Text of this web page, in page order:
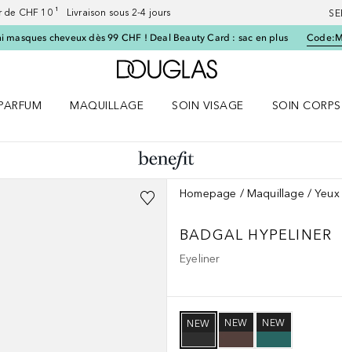
CHF 10 ¹ Livraison sous 2-4 jours
masques cheveux dès 99 CHF ! Deal Beauty Card : sac en plus Code:
Vers l'accueil Douglas
MAQUILLAGE
SOIN VISAGE
SOIN CORPS
Homepage Maquillage Yeux
BADGAL HYPELINER
Eyeliner
NEW NEW NEW